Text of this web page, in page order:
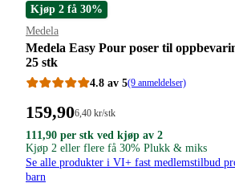
Kjøp 2 få 30%
Merke:
Medela
Medela Easy Pour poser til
25 stk
4.8 av 5(9 anmeldelser)
Pris:
159,90
kroner.
159,90Stykkpris:
kroner.
6 ,40 kr/stk
111,90
kroner
per
stk
111,90
kroner.
111,90 per stk ved kjøp av 2
Kjøp 2 eller flere få 30% Plukk & miks
Se alle produkter i VI+ fast medlemstilbud
barn